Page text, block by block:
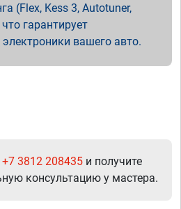
(Flex, Kess 3, Autotuner,
гарантирует
вашего авто.
+7 3812 208435 и получите
консультацию у мастера.